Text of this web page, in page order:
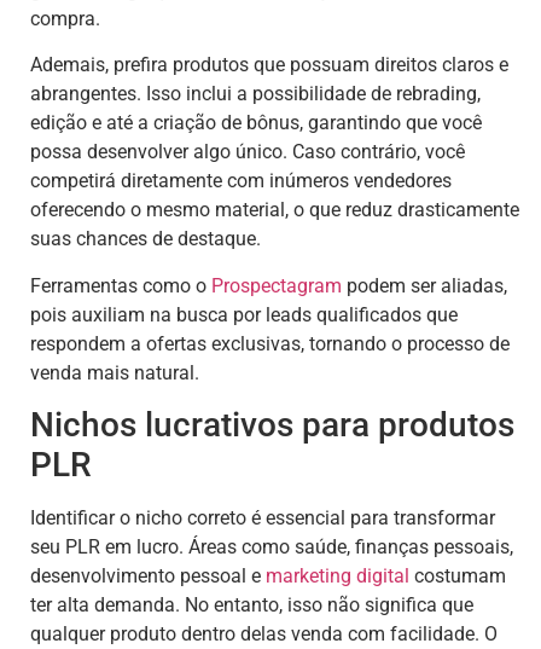
compra.
Ademais, prefira produtos que possuam direitos claros e
abrangentes. Isso inclui a possibilidade de rebrading,
edição e até a criação de bônus, garantindo que você
possa desenvolver algo único. Caso contrário, você
competirá diretamente com inúmeros vendedores
oferecendo o mesmo material, o que reduz drasticamente
suas chances de destaque.
Ferramentas como o Prospectagram podem ser aliadas,
pois auxiliam na busca por leads qualificados que
respondem a ofertas exclusivas, tornando o processo de
venda mais natural.
Nichos lucrativos para produtos
PLR
Identificar o nicho correto é essencial para transformar
seu PLR em lucro. Áreas como saúde, finanças pessoais,
desenvolvimento pessoal e marketing digital costumam
ter alta demanda. No entanto, isso não significa que
qualquer produto dentro delas venda com facilidade. O